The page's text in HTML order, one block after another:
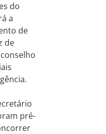
do
a
de
de
pré-